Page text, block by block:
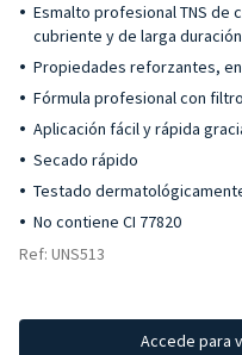
Esmalto profesional TNS de
cubriente y de larga
Propiedades reforzantes,
Fórmula profesional con
Aplicación fácil y rápida
Secado rápido
Testado
No contiene CI 77820
Ref: UNS513
Accede para